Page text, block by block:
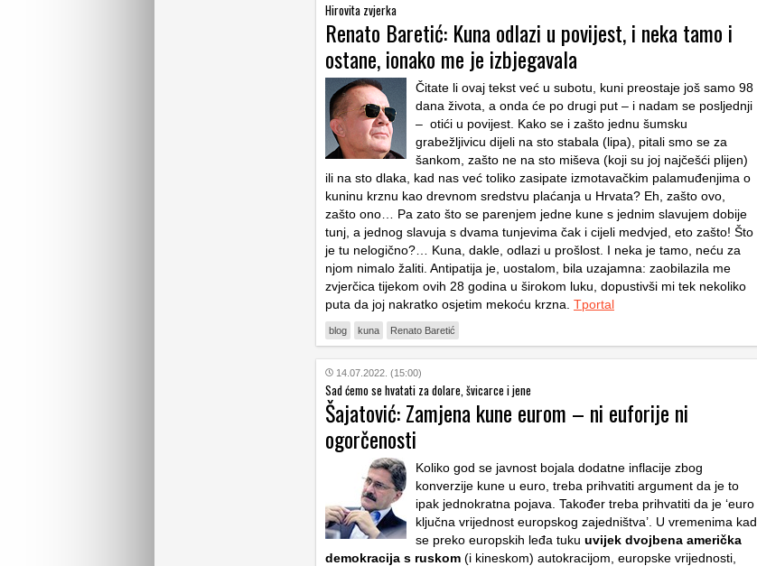
Hirovita zvjerka
Renato Baretić: Kuna odlazi u povijest, i neka tamo i
ostane, ionako me je izbjegavala
Čitate li ovaj tekst već u subotu, kuni preostaje još samo 98
dana života, a onda će po drugi put – i nadam se posljednji
– otići u povijest. Kako se i zašto jednu šumsku
grabežljivicu dijeli na sto stabala (lipa), pitali smo se za
šankom, zašto ne na sto miševa (koji su joj najčešći plijen)
ili na sto dlaka, kad nas već toliko zasipate izmotavačkim palamuđenjima o
kuninu krznu kao drevnom sredstvu plaćanja u Hrvata? Eh, zašto ovo,
zašto ono… Pa zato što se parenjem jedne kune s jednim slavujem dobije
tunj, a jednog slavuja s dvama tunjevima čak i cijeli medvjed, eto zašto! Što
je tu nelogično?… Kuna, dakle, odlazi u prošlost. I neka je tamo, neću za
njom nimalo žaliti. Antipatija je, uostalom, bila uzajamna: zaobilazila me
zvjerčica tijekom ovih 28 godina u širokom luku, dopustivši mi tek nekoliko
puta da joj nakratko osjetim mekoću krzna. Tportal
blog kuna Renato Baretić
14.07.2022. (15:00)
Sad ćemo se hvatati za dolare, švicarce i jene
Šajatović: Zamjena kune eurom – ni euforije ni
ogorčenosti
Koliko god se javnost bojala dodatne inflacije zbog
konverzije kune u euro, treba prihvatiti argument da je to
ipak jednokratna pojava. Također treba prihvatiti da je ‘euro
ključna vrijednost europskog zajedništva’. U vremenima kad
se preko europskih leđa tuku uvijek dvojbena američka
demokracija s ruskom (i kineskom) autokracijom, europske vrijednosti,